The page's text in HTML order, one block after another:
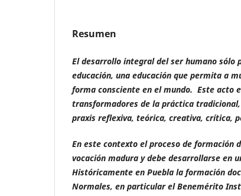
Resumen
El desarrollo integral del ser humano sólo
educación, una educación que permita a
forma consciente en el mundo. Este acto
transformadores de la práctica
praxis reflexiva, teórica, creativa, crítica,
En este contexto el proceso de formación
vocación madura y debe desarrollarse en
Históricamente en Puebla la formación
Normales, en particular el Benemérito